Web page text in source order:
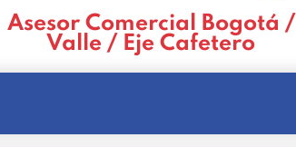
Asesor Comercial Bogotá /
Valle / Eje Cafetero